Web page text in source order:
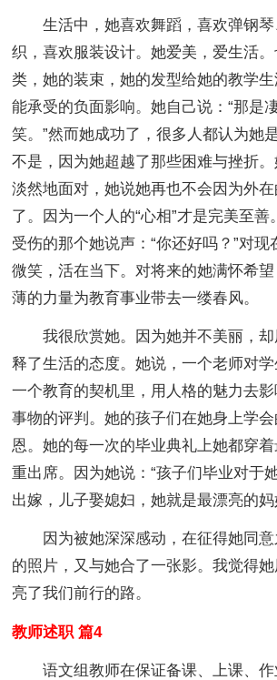
生活中，她喜欢舞蹈，喜欢弹钢
织，喜欢服装设计。她爱美，爱生活
类，她的装束，她的发型给她的教学
能承受的负面影响。她自己说：“那是
笑。”然而她成功了，很多人都认为她
不是，因为她超越了那些困难与挫折
淡然地面对，她说她再也不会因为外
了。因为一个人的“心相”才是完美至
受伤的那个她说声：“你还好吗？”对现
微笑，活在当下。对将来的她满怀希
薄的力量为教育事业带去一缕春风。
我很欣赏她。因为她并不美丽，
释了生活的态度。她说，一个老师对
一个教育的契机里，用人格的魅力去
事物的评判。她的孩子们在她身上学
恩。她的每一次的毕业典礼上她都穿
重出席。因为她说：“孩子们毕业对于
出嫁，儿子娶媳妇，她就是最漂亮的妈
因为被她深深感动，在征得她同
的照片，又与她合了一张影。我觉得
亮了我们前行的路。
教师述职 篇4
语文组教师在保证备课、上课、